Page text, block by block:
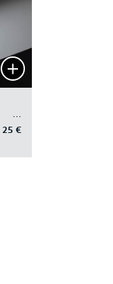
25 €